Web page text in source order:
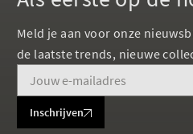
Meld je aan voor onze
de laatste trends, nieuwe
Inschrijven